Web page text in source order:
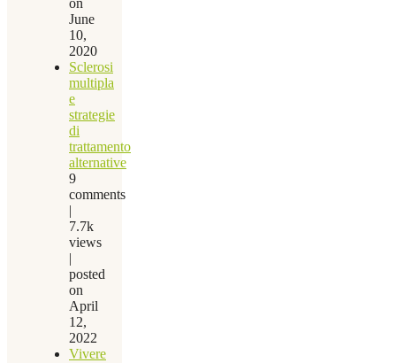
on
June
10,
2020
Sclerosi
multipla
e
strategie
di
trattamento
alternative
9
comments
|
7.7k
views
|
posted
on
April
12,
2022
Vivere